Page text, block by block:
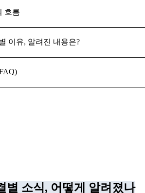
흐름
이유, 알려진 내용은?
별 소식, 어떻게 알려졌나